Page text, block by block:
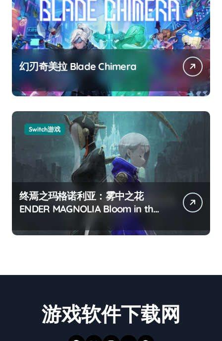
幻刃奇美拉 Blade Chimera
Switch游戏
终焉之玛格诺利亚：雾中之花
ENDER MAGNOLIA Bloom in the
游戏软件下载网